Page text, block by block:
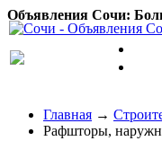
Объявления Сочи:
Главная →
Рафшторы,